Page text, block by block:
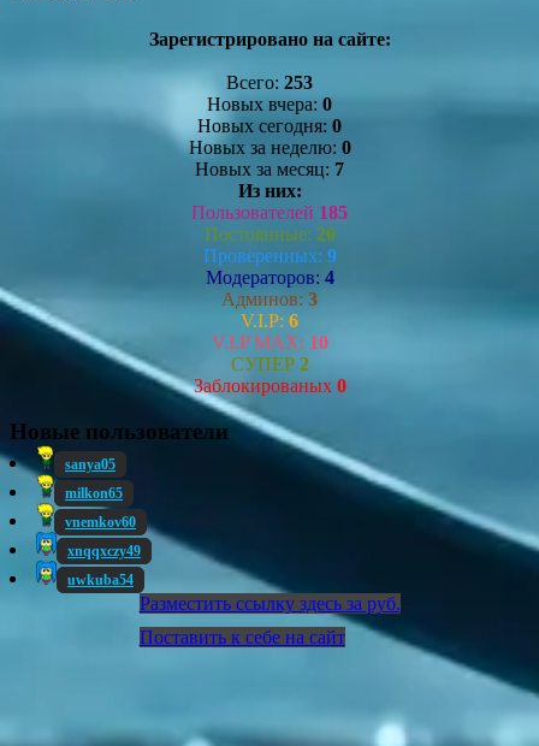
Зарегистрировано на сайте:
Всего: 253
Новых вчера: 0
Новых сегодня: 0
Новых за неделю: 0
Новых за месяц: 7
Из них:
Пользователей 185
Постоянные: 26
Проверенных: 9
Модераторов: 4
Админов: 3
V.I.P: 6
V.I.P MAX: 10
СУПЕР 2
Заблокированых 0
Новые пользователи
sanya05
milkon65
vnemkov60
xnqqxczy49
uwkuba54
Разместить ссылку здесь за руб.
Поставить к себе на сайт